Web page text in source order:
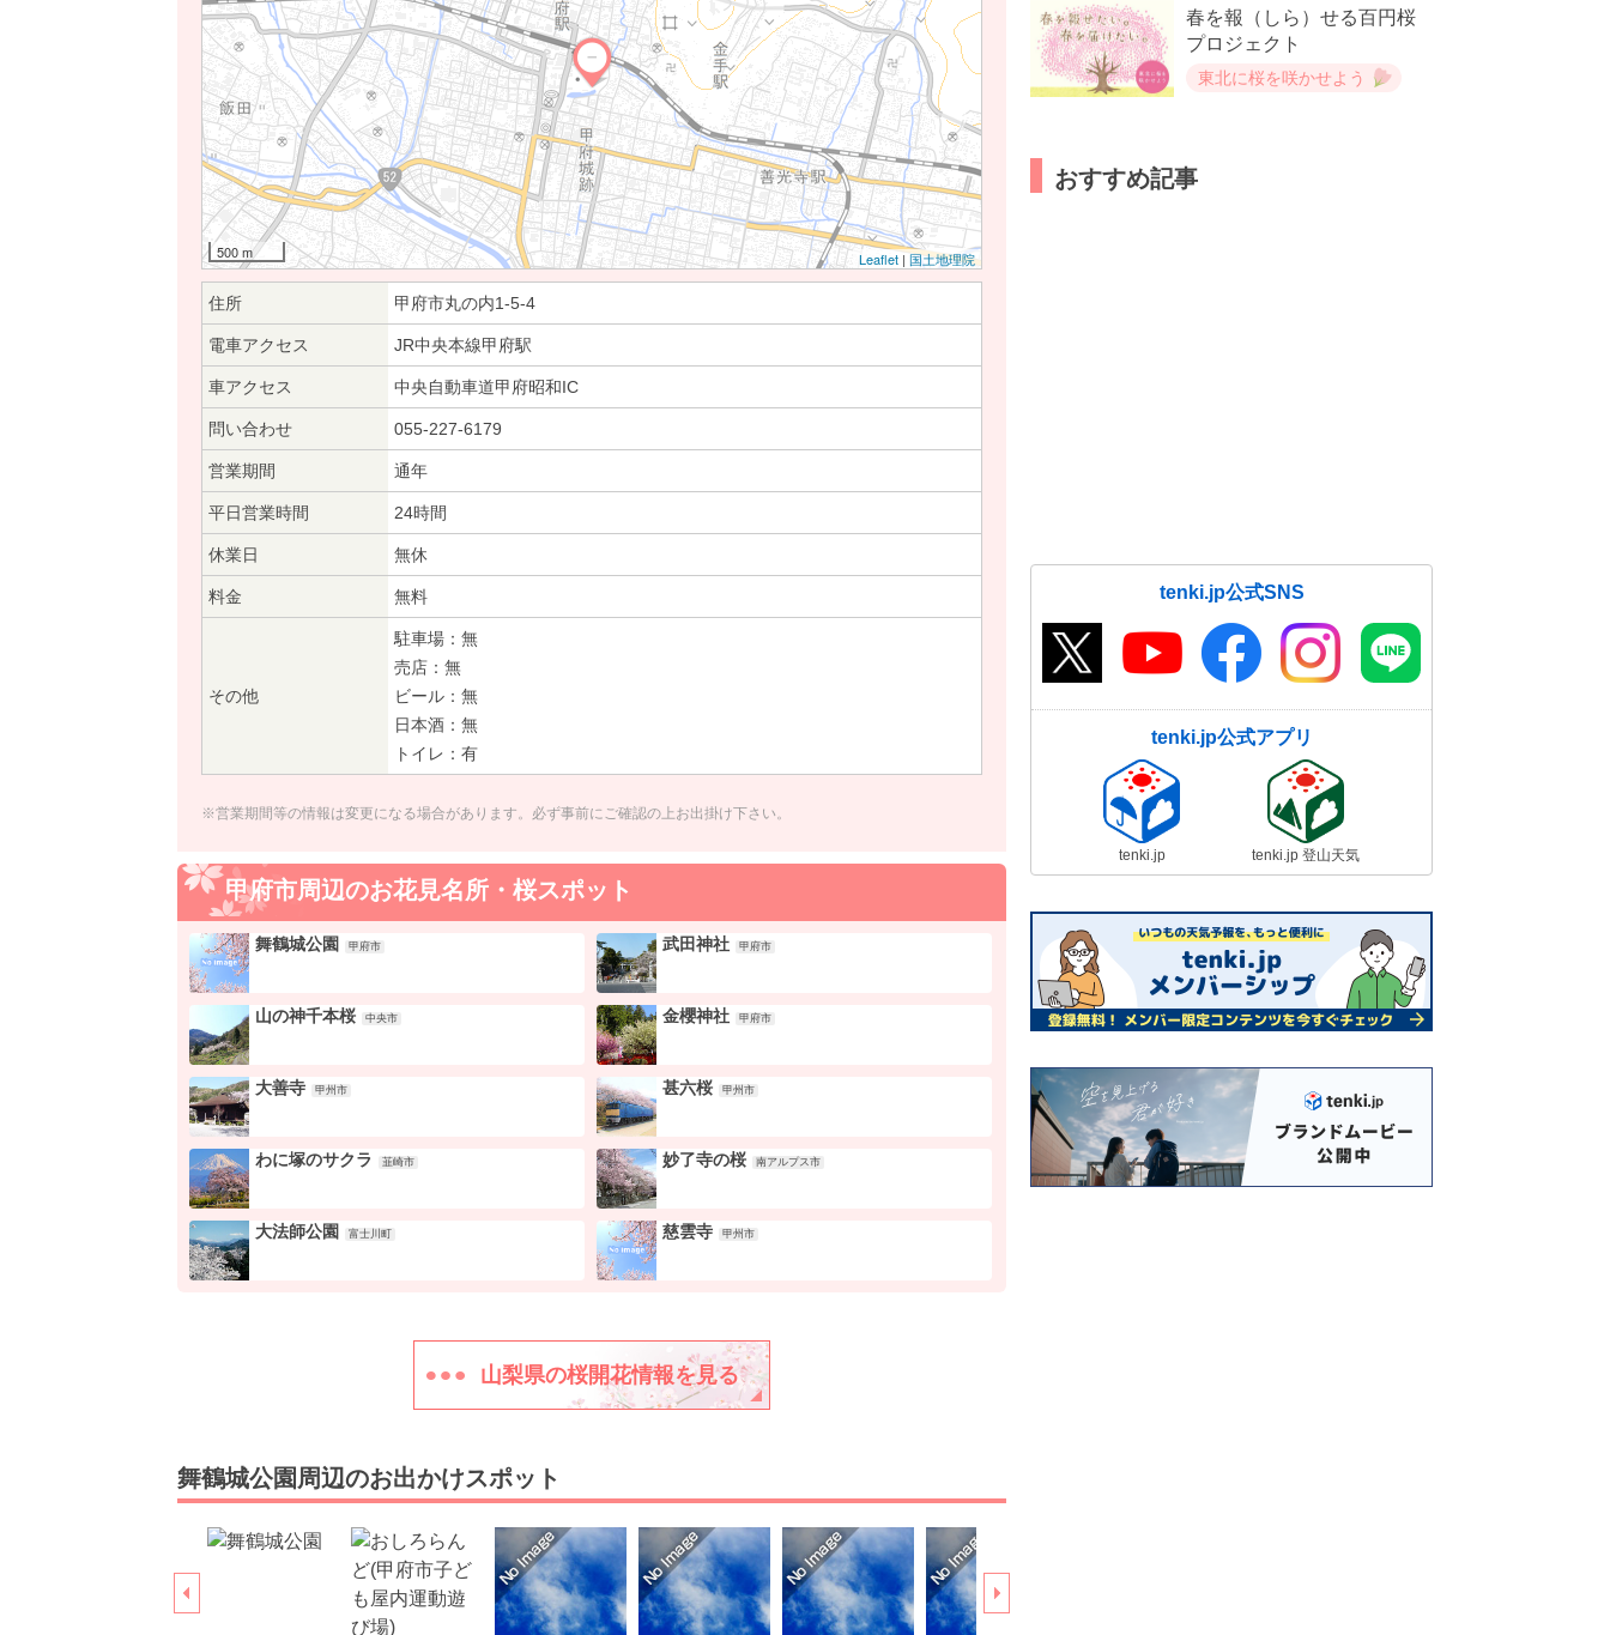
500 m Leaflet |国土地理院
住所 甲府市丸の内1-5-4
電車アクセス JR中央本線甲府駅
車アクセス 中央自動車道甲府昭和IC
問い合わせ 055-227-6179
営業期間 通年
平日営業時間 24時間
休業日 無休
料金 無料
その他
駐車場：無
売店：無
ビール：無
日本酒：無
トイレ：有
※営業期間等の情報は変更になる場合があります。必ず事前にご確認の上お出掛け下さい。
甲府市周辺のお花見名所・桜スポット
舞鶴城公園 甲府市 武田神社 甲府市
山の神千本桜 中央市 金櫻神社 甲府市
大善寺 甲州市 甚六桜 甲州市
わに塚のサクラ 韮崎市 妙了寺の桜 南アルプス市
大法師公園 富士川町 慈雲寺 甲州市
山梨県の桜開花情報を見る
舞鶴城公園周辺のお出かけスポット
春を報（しら）せる百円桜
プロジェクト
東北に桜を咲かせよう
おすすめ記事
tenki.jp公式SNS
tenki.jp公式アプリ
tenki.jp tenki.jp 登山天気